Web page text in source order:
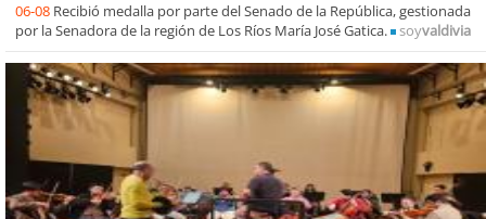
06-08 Recibió medalla por parte del Senado de la República, gestionada
por la Senadora de la región de Los Ríos María José Gatica.
soyvaldivia